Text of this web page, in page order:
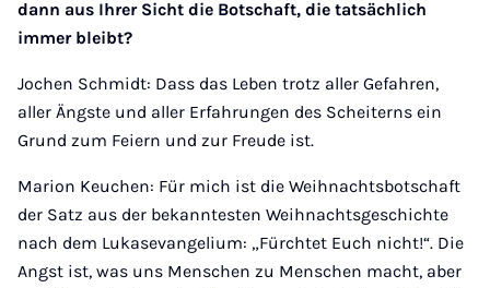
dann aus Ihrer Sicht die Botschaft, die tatsächlich
immer bleibt?
Jochen Schmidt: Dass das Leben trotz aller Gefahren,
aller Ängste und aller Erfahrungen des Scheiterns ein
Grund zum Feiern und zur Freude ist.
Marion Keuchen: Für mich ist die Weihnachtsbotschaft
der Satz aus der bekanntesten Weihnachtsgeschichte
nach dem Lukasevangelium: „Fürchtet Euch nicht!“. Die
Angst ist, was uns Menschen zu Menschen macht, aber